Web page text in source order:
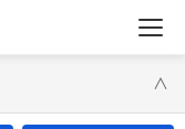
∨